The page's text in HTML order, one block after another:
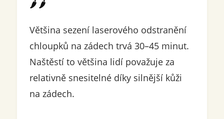
🌶️ 🌶️
Většina sezení laserového odstranění
chloupků na zádech trvá 30–45 minut.
Naštěstí to většina lidí považuje za
relativně snesitelné díky silnější kůži
na zádech.